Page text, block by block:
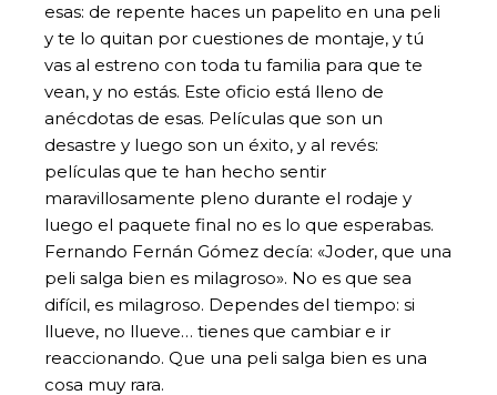
esas: de repente haces un papelito en una peli
y te lo quitan por cuestiones de montaje, y tú
vas al estreno con toda tu familia para que te
vean, y no estás. Este oficio está lleno de
anécdotas de esas. Películas que son un
desastre y luego son un éxito, y al revés:
películas que te han hecho sentir
maravillosamente pleno durante el rodaje y
luego el paquete final no es lo que esperabas.
Fernando Fernán Gómez decía: «Joder, que una
peli salga bien es milagroso». No es que sea
difícil, es milagroso. Dependes del tiempo: si
llueve, no llueve… tienes que cambiar e ir
reaccionando. Que una peli salga bien es una
cosa muy rara.